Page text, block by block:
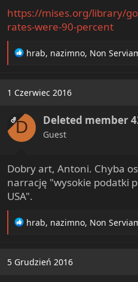
https://mises.org/library/
rates-were-90-percent
R
t
o
n
s
hrab, nazimno, Non
1 Czerwiec 2016
OPD Deleted member
Guest
Dobry art, Antoni. Chyba
narrację "wysokie podatki
USA".
R
t
hrab, nazimno, Non
5 Grudzień 2016